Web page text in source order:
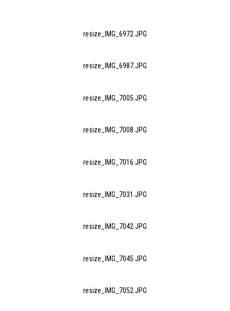
resize_IMG_6972.JPG
resize_IMG_6987.JPG
resize_IMG_7005.JPG
resize_IMG_7008.JPG
resize_IMG_7016.JPG
resize_IMG_7031.JPG
resize_IMG_7042.JPG
resize_IMG_7045.JPG
resize_IMG_7052.JPG